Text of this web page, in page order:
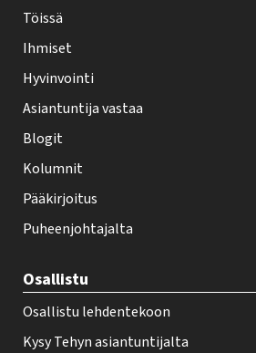
-
e
h
t
i
f
o
t
r
Töissä
Ihmiset
Hyvinvointi
Asiantuntija vastaa
Blogit
Kolumnit
Pääkirjoitus
Puheenjohtajalta
Osallistu
Osallistu lehdentekoon
Kysy Tehyn asiantuntijalta